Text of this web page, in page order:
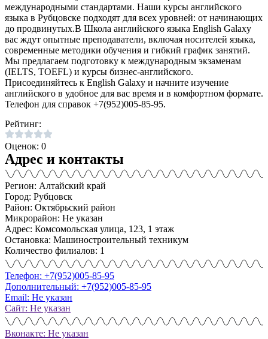
международными стандартами. Наши курсы английского
языка в Рубцовске подходят для всех уровней: от начинающих
до продвинутых.В Школа английского языка English Galaxy
вас ждут опытные преподаватели, включая носителей языка,
современные методики обучения и гибкий график занятий.
Мы предлагаем подготовку к международным экзаменам
(IELTS, TOEFL) и курсы бизнес-английского.
Присоединяйтесь к English Galaxy и начните изучение
английского в удобное для вас время и в комфортном формате.
Телефон для справок +7(952)005-85-95.
Рейтинг:
Оценок: 0
Адрес и контакты
Регион: Алтайский край
Город: Рубцовск
Район: Октябрьский район
Микрорайон: Не указан
Адрес: Комсомольская улица, 123, 1 этаж
Остановка: Машиностроительный техникум
Количество филиалов: 1
Телефон: +7(952)005-85-95
Дополнительный: +7(952)005-85-95
Email: Не указан
Сайт: Не указан
Вконакте: Не указан